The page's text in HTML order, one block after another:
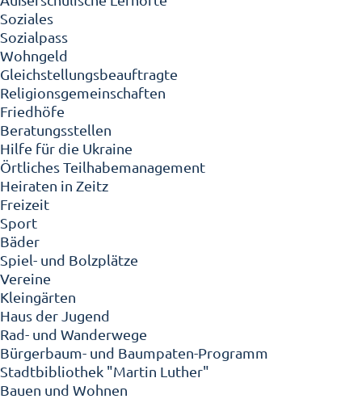
Soziales
Sozialpass
Wohngeld
Gleichstellungsbeauftragte
Religionsgemeinschaften
Friedhöfe
Beratungsstellen
Hilfe für die Ukraine
Örtliches Teilhabemanagement
Heiraten in Zeitz
Freizeit
Sport
Bäder
Spiel- und Bolzplätze
Vereine
Kleingärten
Haus der Jugend
Rad- und Wanderwege
Bürgerbaum- und Baumpaten-Programm
Stadtbibliothek "Martin Luther"
Bauen und Wohnen